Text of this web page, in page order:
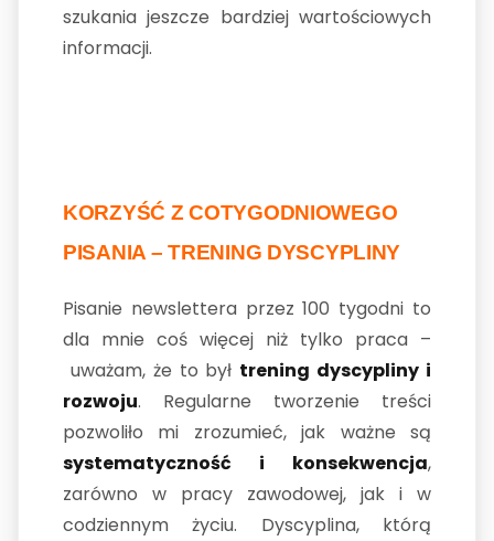
szukania jeszcze bardziej wartościowych
informacji.
KORZYŚĆ Z COTYGODNIOWEGO
PISANIA – TRENING DYSCYPLINY
Pisanie newslettera przez 100 tygodni to
dla mnie coś więcej niż tylko praca –
uważam, że to był trening dyscypliny i
rozwoju. Regularne tworzenie treści
pozwoliło mi zrozumieć, jak ważne są
systematyczność i konsekwencja,
zarówno w pracy zawodowej, jak i w
codziennym życiu. Dyscyplina, którą